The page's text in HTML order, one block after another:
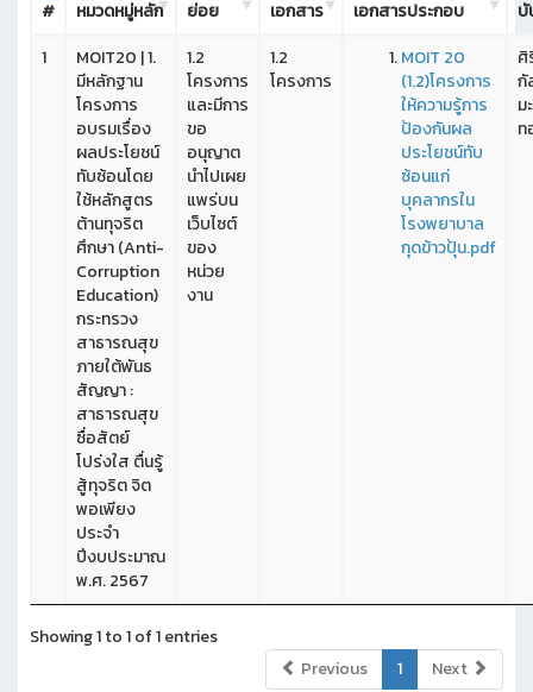
# หมวดหมู่หลัก
ย่อย
เอกสาร
เอกสารประกอบ
บั
1
MOIT20 | 1.
มีหลักฐาน
โครงการ
อบรมเรื่อง
ผลประโยชน์
ทับซ้อนโดย
ใช้หลักสูตร
ต้านทุจริต
ศึกษา (Anti-
Corruption
Education)
กระทรวง
สาธารณสุข
ภายใต้พันธ
สัญญา :
สาธารณสุข
ซื่อสัตย์
โปร่งใส ตื่นรู้
สู้ทุจริต จิต
พอเพียง
ประจำ
ปีงบประมาณ
พ.ศ. 2567
1.2
โครงการ
และมีการ
ขอ
อนุญาต
นำไปเผย
แพร่บน
เว็บไซต์
ของ
หน่วย
งาน
1.2
โครงการ
MOIT 20
(1.2)โครงการ
ให้ความรู้การ
ป้องกันผล
ประโยชน์ทับ
ซ้อนแก่
บุคลากรใน
โรงพยาบาล
กุดข้าวปุ้น.pdf
ศิ
กั
ม
ท
Showing 1 to 1 of 1 entries
Previous
1 Next